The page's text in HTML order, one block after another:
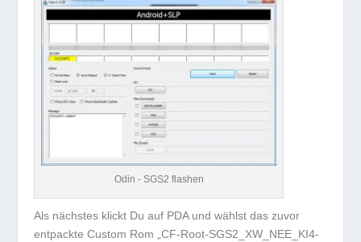
Odin - SGS2 flashen
Als nächstes klickt Du auf PDA und wählst das zuvor
entpackte Custom Rom „CF-Root-SGS2_XW_NEE_KI4-